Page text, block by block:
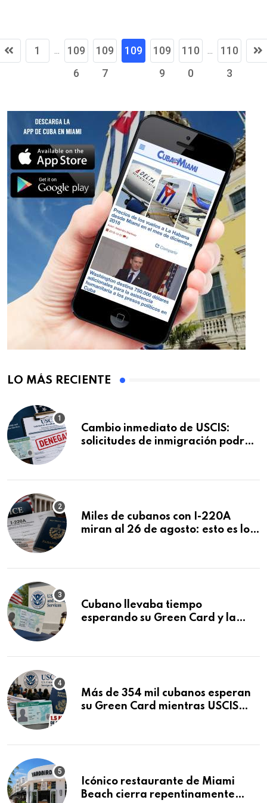
1
109
6
109
7
109
109
9
110
0
110
3
LO MÁS RECIENTE
Cambio inmediato de USCIS:
solicitudes de inmigración podrán
Miles de cubanos con I-220A
miran al 26 de agosto: esto es lo
Cubano llevaba tiempo
esperando su Green Card y la
Más de 354 mil cubanos esperan
su Green Card mientras USCIS
Icónico restaurante de Miami
Beach cierra repentinamente